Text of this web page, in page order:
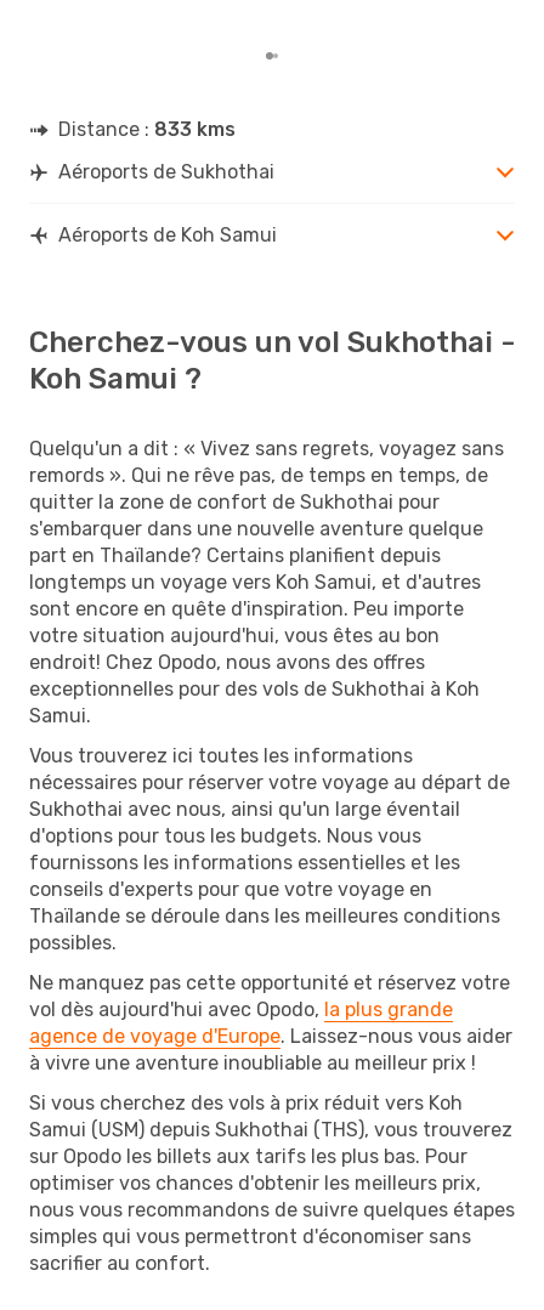
Distance : 833 kms
Aéroports de Sukhothai
Aéroports de Koh Samui
Cherchez-vous un vol Sukhothai -
Koh Samui ?
Quelqu'un a dit : « Vivez sans regrets, voyagez sans
remords ». Qui ne rêve pas, de temps en temps, de
quitter la zone de confort de Sukhothai pour
s'embarquer dans une nouvelle aventure quelque
part en Thaïlande? Certains planifient depuis
longtemps un voyage vers Koh Samui, et d'autres
sont encore en quête d'inspiration. Peu importe
votre situation aujourd'hui, vous êtes au bon
endroit! Chez Opodo, nous avons des offres
exceptionnelles pour des vols de Sukhothai à Koh
Samui.
Vous trouverez ici toutes les informations
nécessaires pour réserver votre voyage au départ de
Sukhothai avec nous, ainsi qu'un large éventail
d'options pour tous les budgets. Nous vous
fournissons les informations essentielles et les
conseils d'experts pour que votre voyage en
Thaïlande se déroule dans les meilleures conditions
possibles.
Ne manquez pas cette opportunité et réservez votre
vol dès aujourd'hui avec Opodo, la plus grande
agence de voyage d'Europe. Laissez-nous vous aider
à vivre une aventure inoubliable au meilleur prix !
Si vous cherchez des vols à prix réduit vers Koh
Samui (USM) depuis Sukhothai (THS), vous trouverez
sur Opodo les billets aux tarifs les plus bas. Pour
optimiser vos chances d'obtenir les meilleurs prix,
nous vous recommandons de suivre quelques étapes
simples qui vous permettront d'économiser sans
sacrifier au confort.